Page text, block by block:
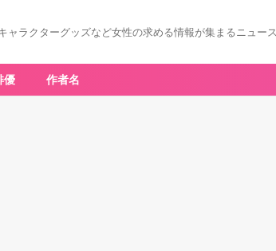
ャラクターグッズなど女性の求める情報が集まるニュー
優 作者名